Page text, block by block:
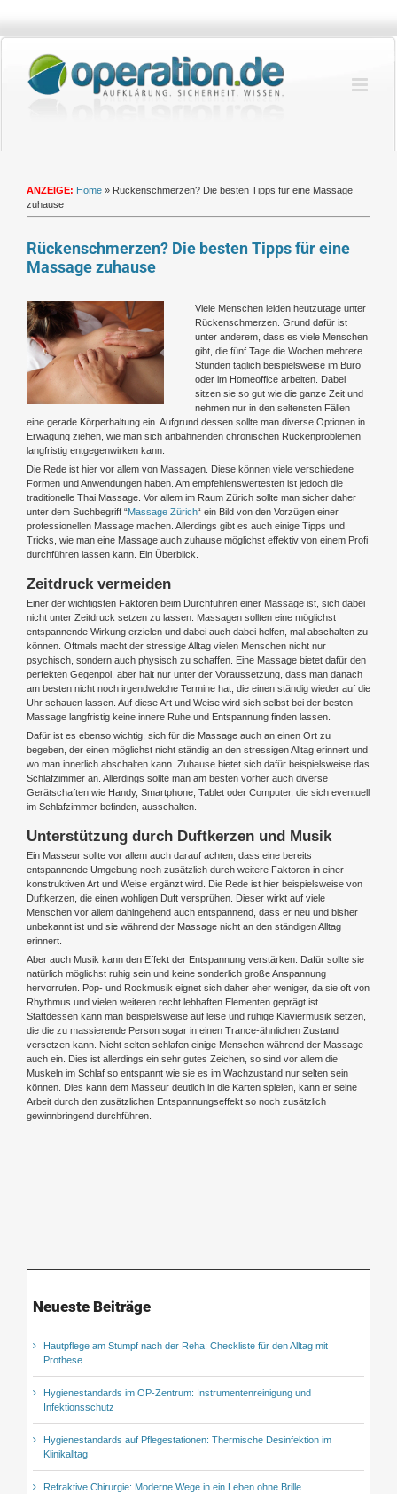
springen
ANZEIGE: Home » Rückenschmerzen? Die besten Tipps für eine Massage
zuhause
Rückenschmerzen? Die besten Tipps für eine
Massage zuhause
Zeige
grösseres
Bild
Viele Menschen leiden heutzutage unter
Rückenschmerzen. Grund dafür ist
unter anderem, dass es viele Menschen
gibt, die fünf Tage die Wochen mehrere
Stunden täglich beispielsweise im Büro
oder im Homeoffice arbeiten. Dabei
sitzen sie so gut wie die ganze Zeit und
nehmen nur in den seltensten Fällen
eine gerade Körperhaltung ein. Aufgrund dessen sollte man diverse Optionen in
Erwägung ziehen, wie man sich anbahnenden chronischen Rückenproblemen
langfristig entgegenwirken kann.
Die Rede ist hier vor allem von Massagen. Diese können viele verschiedene
Formen und Anwendungen haben. Am empfehlenswertesten ist jedoch die
traditionelle Thai Massage. Vor allem im Raum Zürich sollte man sicher daher
unter dem Suchbegriff “Massage Zürich“ ein Bild von den Vorzügen einer
professionellen Massage machen. Allerdings gibt es auch einige Tipps und
Tricks, wie man eine Massage auch zuhause möglichst effektiv von einem Profi
durchführen lassen kann. Ein Überblick.
Zeitdruck vermeiden
Einer der wichtigsten Faktoren beim Durchführen einer Massage ist, sich dabei
nicht unter Zeitdruck setzen zu lassen. Massagen sollten eine möglichst
entspannende Wirkung erzielen und dabei auch dabei helfen, mal abschalten zu
können. Oftmals macht der stressige Alltag vielen Menschen nicht nur
psychisch, sondern auch physisch zu schaffen. Eine Massage bietet dafür den
perfekten Gegenpol, aber halt nur unter der Voraussetzung, dass man danach
am besten nicht noch irgendwelche Termine hat, die einen ständig wieder auf die
Uhr schauen lassen. Auf diese Art und Weise wird sich selbst bei der besten
Massage langfristig keine innere Ruhe und Entspannung finden lassen.
Dafür ist es ebenso wichtig, sich für die Massage auch an einen Ort zu
begeben, der einen möglichst nicht ständig an den stressigen Alltag erinnert und
wo man innerlich abschalten kann. Zuhause bietet sich dafür beispielsweise das
Schlafzimmer an. Allerdings sollte man am besten vorher auch diverse
Gerätschaften wie Handy, Smartphone, Tablet oder Computer, die sich eventuell
im Schlafzimmer befinden, ausschalten.
Unterstützung durch Duftkerzen und Musik
Ein Masseur sollte vor allem auch darauf achten, dass eine bereits
entspannende Umgebung noch zusätzlich durch weitere Faktoren in einer
konstruktiven Art und Weise ergänzt wird. Die Rede ist hier beispielsweise von
Duftkerzen, die einen wohligen Duft versprühen. Dieser wirkt auf viele
Menschen vor allem dahingehend auch entspannend, dass er neu und bisher
unbekannt ist und sie während der Massage nicht an den ständigen Alltag
erinnert.
Aber auch Musik kann den Effekt der Entspannung verstärken. Dafür sollte sie
natürlich möglichst ruhig sein und keine sonderlich große Anspannung
hervorrufen. Pop- und Rockmusik eignet sich daher eher weniger, da sie oft von
Rhythmus und vielen weiteren recht lebhaften Elementen geprägt ist.
Stattdessen kann man beispielsweise auf leise und ruhige Klaviermusik setzen,
die die zu massierende Person sogar in einen Trance-ähnlichen Zustand
versetzen kann. Nicht selten schlafen einige Menschen während der Massage
auch ein. Dies ist allerdings ein sehr gutes Zeichen, so sind vor allem die
Muskeln im Schlaf so entspannt wie sie es im Wachzustand nur selten sein
können. Dies kann dem Masseur deutlich in die Karten spielen, kann er seine
Arbeit durch den zusätzlichen Entspannungseffekt so noch zusätzlich
gewinnbringend durchführen.
Neueste Beiträge
Hautpflege am Stumpf nach der Reha: Checkliste für den Alltag mit
Prothese
Hygienestandards im OP-Zentrum: Instrumentenreinigung und
Infektionsschutz
Hygienestandards auf Pflegestationen: Thermische Desinfektion im
Klinikalltag
Refraktive Chirurgie: Moderne Wege in ein Leben ohne Brille